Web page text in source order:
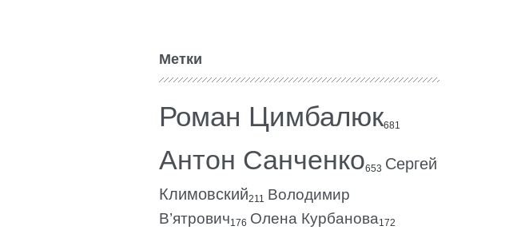
Метки
Роман Цимбалюк681
Антон Санченко653 Сергей
Климовский211 Володимир
В’ятрович176 Олена Курбанова172